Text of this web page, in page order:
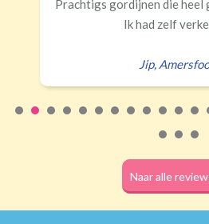
Prachtigs gordijnen die heel
Ik had zelf
Jip,
Naar alle